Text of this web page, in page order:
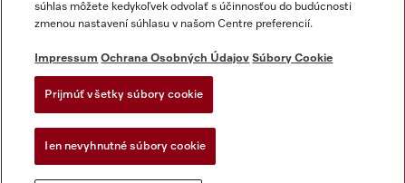
Ochrana osobných údajov
Dodacie podmienky
Akt o digitalnych sluzbach
súhlas môžete kedykoľvek odvolať s účinnosťou do budúcnosti
zmenou nastavení súhlasu v našom Centre preferencií.
Impressum Ochrana Osobných Údajov Súbory Cookie
Prijmúť všetky súbory cookie
Ien nevyhnutné súbory cookie